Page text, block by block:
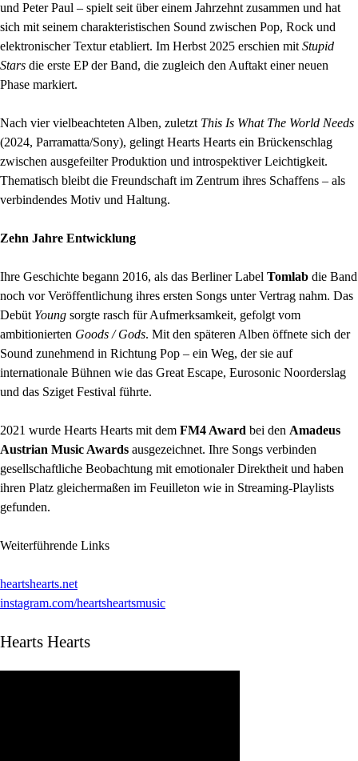
und Peter Paul – spielt seit über einem Jahrzehnt zusammen und hat
sich mit seinem charakteristischen Sound zwischen Pop, Rock und
elektronischer Textur etabliert. Im Herbst 2025 erschien mit Stupid
Stars die erste EP der Band, die zugleich den Auftakt einer neuen
Phase markiert.
Nach vier vielbeachteten Alben, zuletzt This Is What The World Needs
(2024, Parramatta/Sony), gelingt Hearts Hearts ein Brückenschlag
zwischen ausgefeilter Produktion und introspektiver Leichtigkeit.
Thematisch bleibt die Freundschaft im Zentrum ihres Schaffens – als
verbindendes Motiv und Haltung.
Zehn Jahre Entwicklung
Ihre Geschichte begann 2016, als das Berliner Label Tomlab die Band
noch vor Veröffentlichung ihres ersten Songs unter Vertrag nahm. Das
Debüt Young sorgte rasch für Aufmerksamkeit, gefolgt vom
ambitionierten Goods / Gods. Mit den späteren Alben öffnete sich der
Sound zunehmend in Richtung Pop – ein Weg, der sie auf
internationale Bühnen wie das Great Escape, Eurosonic Noorderslag
und das Sziget Festival führte.
2021 wurde Hearts Hearts mit dem FM4 Award bei den Amadeus
Austrian Music Awards ausgezeichnet. Ihre Songs verbinden
gesellschaftliche Beobachtung mit emotionaler Direktheit und haben
ihren Platz gleichermaßen im Feuilleton wie in Streaming-Playlists
gefunden.
Weiterführende Links
heartshearts.net
instagram.com/heartsheartsmusic
Hearts Hearts